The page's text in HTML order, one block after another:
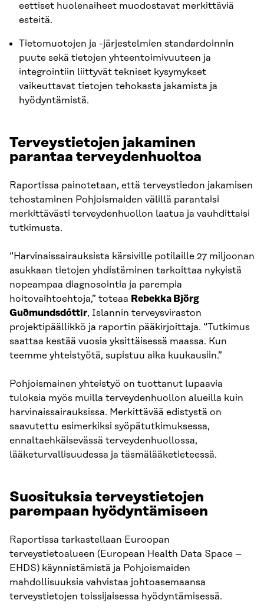
eettiset huolenaiheet muodostavat merkittäviä
esteitä.
Tietomuotojen ja -järjestelmien standardoinnin
puute sekä tietojen yhteentoimivuuteen ja
integrointiin liittyvät tekniset kysymykset
vaikeuttavat tietojen tehokasta jakamista ja
hyödyntämistä.
Terveystietojen jakaminen
parantaa terveydenhuoltoa
Raportissa painotetaan, että terveystiedon jakamisen
tehostaminen Pohjoismaiden välillä parantaisi
merkittävästi terveydenhuollon laatua ja vauhdittaisi
tutkimusta.
“Harvinaissairauksista kärsiville potilaille 27 miljoonan
asukkaan tietojen yhdistäminen tarkoittaa nykyistä
nopeampaa diagnosointia ja parempia
hoitovaihtoehtoja,” toteaa Rebekka Björg
Guðmundsdóttir, Islannin terveysviraston
projektipäällikkö ja raportin pääkirjoittaja. “Tutkimus
saattaa kestää vuosia yksittäisessä maassa. Kun
teemme yhteistyötä, supistuu aika kuukausiin.”
Pohjoismainen yhteistyö on tuottanut lupaavia
tuloksia myös muilla terveydenhuollon alueilla kuin
harvinaissairauksissa. Merkittävää edistystä on
saavutettu esimerkiksi syöpätutkimuksessa,
ennaltaehkäisevässä terveydenhuollossa,
lääketurvallisuudessa ja täsmälääketieteessä.
Suosituksia terveystietojen
parempaan hyödyntämiseen
Raportissa tarkastellaan Euroopan
terveystietoalueen (European Health Data Space –
EHDS) käynnistämistä ja Pohjoismaiden
mahdollisuuksia vahvistaa johtoasemaansa
terveystietojen toissijaisessa hyödyntämisessä.